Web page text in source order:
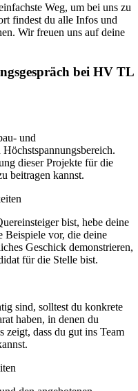
Weg, um bei uns zu
findest du alle Infos und
Wir freuen uns auf deine
bei HV TL
und
dieser Projekte für die
beitragen kannst.
bist, hebe deine
Beispiele vor, die deine
Geschick demonstrieren,
für die Stelle bist.
sind, solltest du konkrete
haben, in denen du
zeigt, dass du gut ins Team